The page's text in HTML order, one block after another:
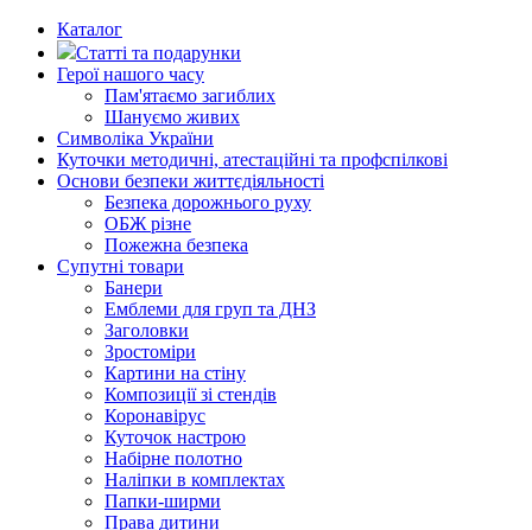
Каталог
Статті та подарунки
Герої нашого часу
Пам'ятаємо загиблих
Шануємо живих
Символіка України
Куточки методичні, атестаційні та профспілкові
Основи безпеки життєдіяльності
Безпека дорожнього руху
ОБЖ різне
Пожежна безпека
Супутні товари
Банери
Емблеми для груп та ДНЗ
Заголовки
Зростоміри
Картини на стіну
Композиції зі стендів
Коронавірус
Куточок настрою
Набірне полотно
Наліпки в комплектах
Папки-ширми
Права дитини